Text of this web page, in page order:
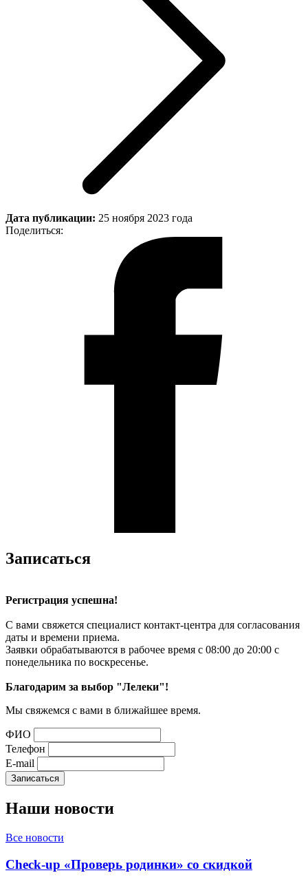
Дата публикации: 25 ноября 2023 года
Поделиться:
Записаться
Регистрация успешна!
С вами свяжется специалист контакт-центра для согласования
даты и времени приема.
Заявки обрабатываются в рабочее время с 08:00 до 20:00 с
понедельника по воскресенье.
Благодарим за выбор "Лелеки"!
Мы свяжемся с вами в ближайшее время.
ФИО
Телефон
E-mail
Наши новости
Все новости
Check-up «Проверь родинки» со скидкой